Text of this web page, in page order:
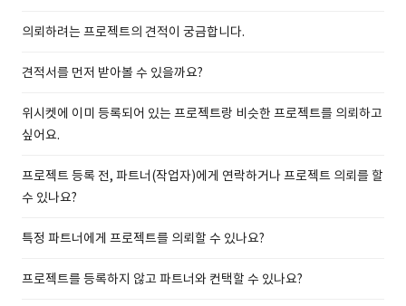
의뢰하려는 프로젝트의 견적이 궁금합니다.
견적서를 먼저 받아볼 수 있을까요?
위시켓에 이미 등록되어 있는 프로젝트랑 비슷한 프로젝트를 의뢰하고
싶어요.
프로젝트 등록 전, 파트너(작업자)에게 연락하거나 프로젝트 의뢰를 할
수 있나요?
특정 파트너에게 프로젝트를 의뢰할 수 있나요?
프로젝트를 등록하지 않고 파트너와 컨택할 수 있나요?